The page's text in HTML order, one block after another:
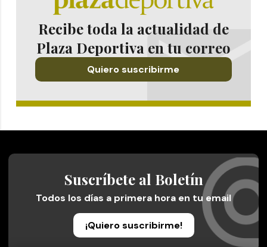
Recibe toda la actualidad de
Plaza Deportiva en tu correo
Quiero suscribirme
Suscríbete al Boletín
Todos los días a primera hora en tu email
¡Quiero suscribirme!